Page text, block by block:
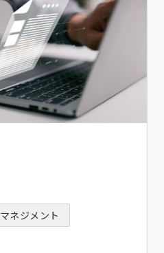
マネジメント